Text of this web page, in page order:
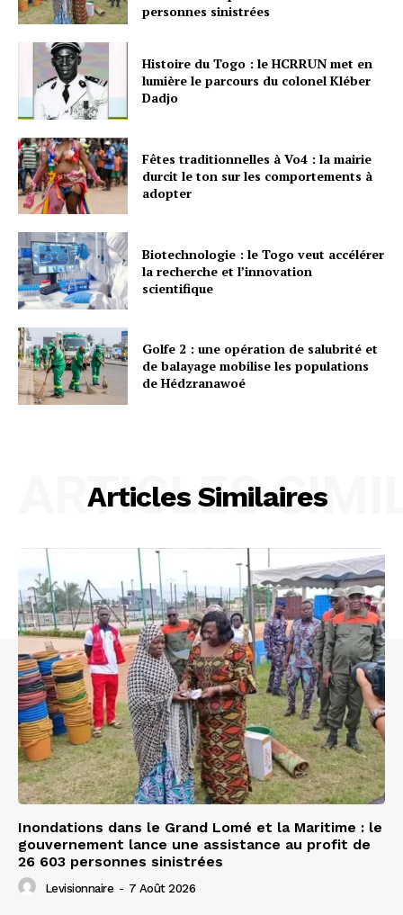
personnes sinistrées
Histoire du Togo : le HCRRUN met en
lumière le parcours du colonel Kléber
Dadjo
Fêtes traditionnelles à Vo4 : la mairie
durcit le ton sur les comportements à
adopter
Biotechnologie : le Togo veut accélérer
la recherche et l’innovation
scientifique
Golfe 2 : une opération de salubrité et
de balayage mobilise les populations
de Hédzranawoé
Articles Similaires
ARTICLES
Inondations dans le Grand Lomé et la Maritime : le
gouvernement lance une assistance au profit de
26 603 personnes sinistrées
Levisionnaire - 7 Août 2026